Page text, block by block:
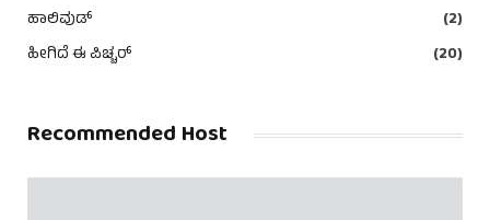
ಹಾಲಿವುಡ್
(2)
ಹೀಗಿದೆ ಈ ಪಿಚ್ಚರ್
(20)
Recommended Host